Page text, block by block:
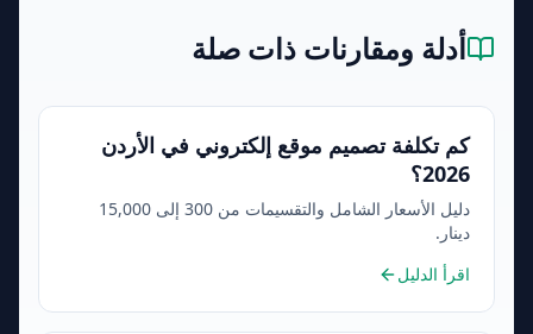
أدلة ومقارنات ذات صلة
كم تكلفة تصميم موقع إلكتروني في الأردن
2026؟
دليل الأسعار الشامل والتقسيمات من 300 إلى 15,000
دينار.
اقرأ الدليل